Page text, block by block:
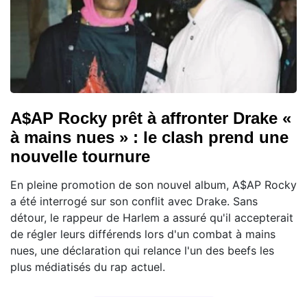
A$AP Rocky prêt à affronter Drake «
à mains nues » : le clash prend une
nouvelle tournure
En pleine promotion de son nouvel album, A$AP Rocky
a été interrogé sur son conflit avec Drake. Sans
détour, le rappeur de Harlem a assuré qu'il accepterait
de régler leurs différends lors d'un combat à mains
nues, une déclaration qui relance l'un des beefs les
plus médiatisés du rap actuel.